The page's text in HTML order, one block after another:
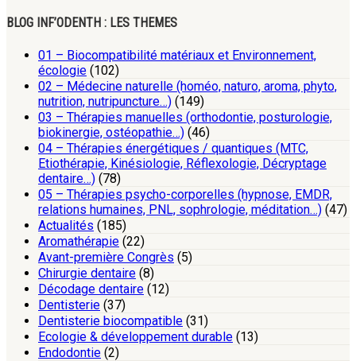
BLOG INF’ODENTH : LES THEMES
01 – Biocompatibilité matériaux et Environnement,
écologie (102)
02 – Médecine naturelle (homéo, naturo, aroma, phyto,
nutrition, nutripuncture…) (149)
03 – Thérapies manuelles (orthodontie, posturologie,
biokinergie, ostéopathie…) (46)
04 – Thérapies énergétiques / quantiques (MTC,
Etiothérapie, Kinésiologie, Réflexologie, Décryptage
dentaire…) (78)
05 – Thérapies psycho-corporelles (hypnose, EMDR,
relations humaines, PNL, sophrologie, méditation…) (47)
Actualités (185)
Aromathérapie (22)
Avant-première Congrès (5)
Chirurgie dentaire (8)
Décodage dentaire (12)
Dentisterie (37)
Dentisterie biocompatible (31)
Ecologie & développement durable (13)
Endodontie (2)